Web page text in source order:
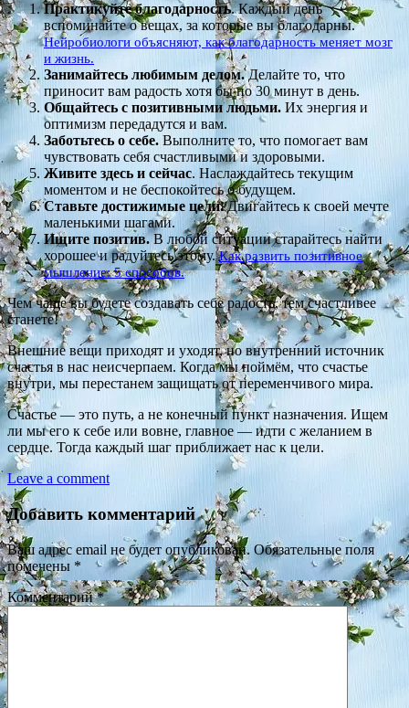
Практикуйте благодарность. Каждый день
вспоминайте о вещах, за которые вы благодарны.
Нейробиологи объясняют, как благодарность меняет мозг
и жизнь.
Занимайтесь любимым делом.Делайте то, что
приносит вам радость хотя бы по 30 минут в день.
Общайтесь с позитивными людьми. Их энергия и
оптимизм передадутся и вам.
Заботьтесь о себе. Выполните то, что помогает вам
чувствовать себя счастливыми и здоровыми.
Живите здесь и сейчас. Наслаждайтесь текущим
моментом и не беспокойтесь о будущем.
Ставьте достижимые цели.Двигайтесь к своей мечте
маленькими шагами.
Ищите позитив.В любой ситуации старайтесь найти
хорошее и радуйтесь этому.Как развить позитивное
мышление: 5 способов.
Чем чаще вы будете создавать себе радость, тем счастливее
станете!
Внешние вещи приходят и уходят, но внутренний источник
счастья в нас неисчерпаем. Когда мы поймём, что счастье
внутри, мы перестанем защищать от переменчивого мира.
Счастье — это путь, а не конечный пункт назначения. Ищем
ли мы его к себе или вовне, главное — идти с желанием в
сердце. Тогда каждый шаг приближает нас к цели.
Leave a comment
Добавить комментарий
Ваш адрес email не будет опубликован. Обязательные поля
помечены *
Комментарий*